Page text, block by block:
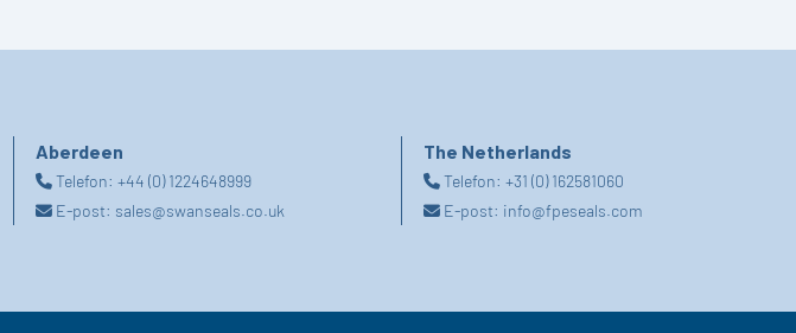
Aberdeen
Telefon: +44 (0) 1224648999
E-post: sales@swanseals.co.uk
The Netherlands
Telefon:+31 (0) 162581060
E-post: info@fpeseals.com